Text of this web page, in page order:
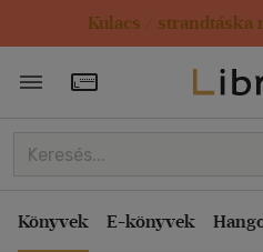
Kulacs / strandtáska
Törzsvásárlói Kártya
Könyvek E-könyvek